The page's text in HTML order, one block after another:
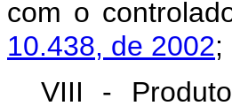
com o
10.438, de 2002;
VIII -